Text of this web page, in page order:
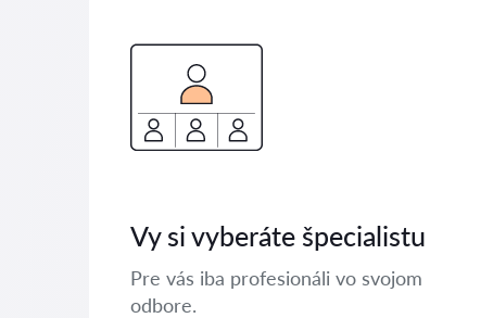
Vy si vyberáte špecialistu
Pre vás iba profesionáli vo svojom
odbore.